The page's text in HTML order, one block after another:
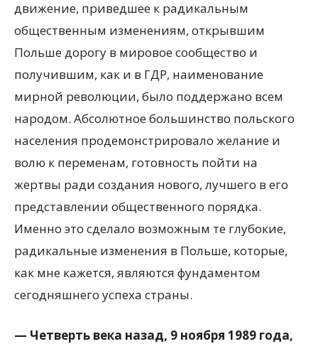
движение, приведшее к радикальным
общественным изменениям, открывшим
Польше дорогу в мировое сообщество и
получившим, как и в ГДР, наименование
мирной революции, было поддержано всем
народом. Абсолютное большинство польского
населения продемонстрировало желание и
волю к переменам, готовность пойти на
жертвы ради создания нового, лучшего в его
представлении общественного порядка.
Именно это сделало возможным те глубокие,
радикальные изменения в Польше, которые,
как мне кажется, являются фундаментом
сегодняшнего успеха страны.
— Четверть века назад, 9 ноября 1989 года,